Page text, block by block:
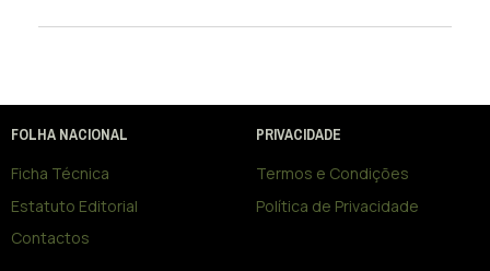
FOLHA NACIONAL
Ficha Técnica
Estatuto Editorial
Contactos
PRIVACIDADE
Termos e Condições
Política de Privacidade